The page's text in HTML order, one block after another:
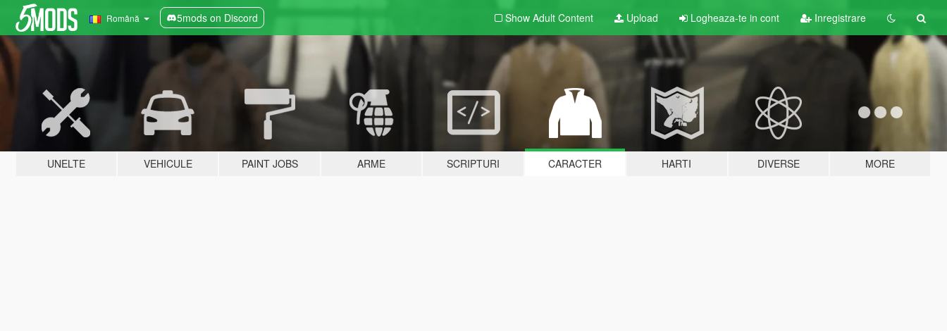
Română 5mods on Discord Show Adult Content Upload Logheaza-te in cont Inregistrare
UNELTE VEHICULE PAINT JOBS ARME SCRIPTURI CARACTER HARTI DIVERSE MORE